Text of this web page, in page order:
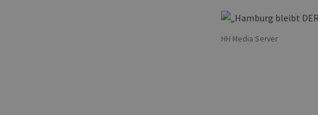
HH Media Server